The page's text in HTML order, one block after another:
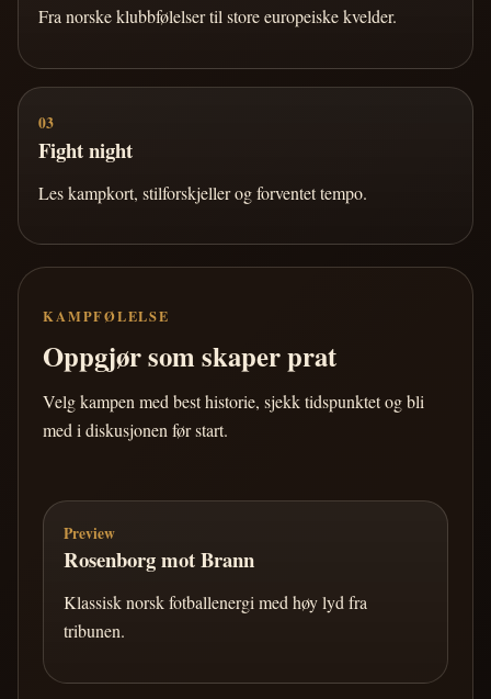
Fra norske klubbfølelser til store europeiske kvelder.
03
Fight night
Les kampkort, stilforskjeller og forventet tempo.
KAMPFØLELSE
Oppgjør som skaper prat
Velg kampen med best historie, sjekk tidspunktet og bli
med i diskusjonen før start.
Preview
Rosenborg mot Brann
Klassisk norsk fotballenergi med høy lyd fra
tribunen.